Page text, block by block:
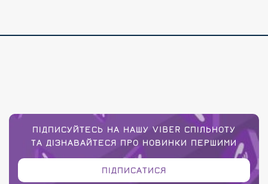
ПІДПИСУЙТЕСЬ НА НАШУ VIBER СПІЛЬНОТУ
ТА ДІЗНАВАЙТЕСЯ ПРО НОВИНКИ ПЕРШИМИ
ПІДПИСАТИСЯ